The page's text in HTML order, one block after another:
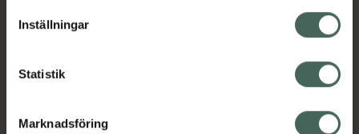
lagligheten av behandling som skett innan återkallelsen.
Inställningar
Statistik
Marknadsföring